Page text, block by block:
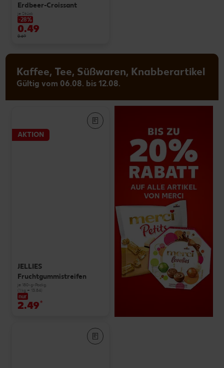
Erdbeer-Croissant
je Stück
-28%
0.49
0.69
Kaffee, Tee, Süßwaren, Knabberartikel
Gültig vom 06.08. bis 12.08.
AKTION
JELLIES
Fruchtgummistreifen
je 180-g-Packg.
(1 kg = 13.84)
nur
2.49*